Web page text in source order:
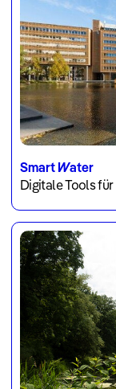
Smart Water
Digitale Tools